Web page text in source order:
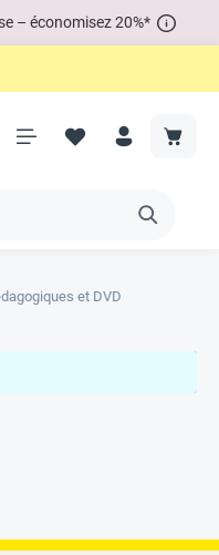
– économisez 20%*
et DVD